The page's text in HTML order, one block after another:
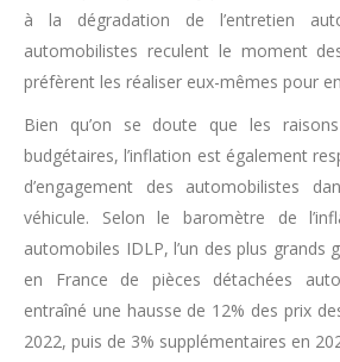
à la dégradation de l’entretien
automobilistes reculent le moment
préfèrent les réaliser eux-mêmes pour
Bien qu’on se doute que les
budgétaires, l’inflation est également
d’engagement des automobilistes
véhicule. Selon le baromètre de
automobiles IDLP, l’un des plus grands
en France de pièces détachées
entraîné une hausse de 12% des prix
2022, puis de 3% supplémentaires en